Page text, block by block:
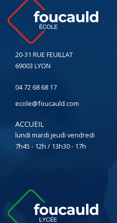
20-31 RUE FEUILLAT
69003 LYON
04 72 68 68 17
ecole@foucauld.com
ACCUEIL
lundi mardi jeudi vendredi
7h45 - 12h / 13h30 - 17h